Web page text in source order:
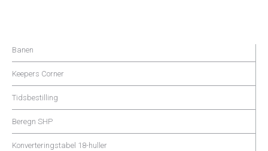
Banen
Keepers Corner
Tidsbestilling
Beregn SHP
Konverteringstabel 18-huller